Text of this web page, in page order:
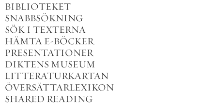
BIBLIOTEKET
SNABBSÖKNING
SÖK I TEXTERNA
HÄMTA E-BÖCKER
PRESENTATIONER
DIKTENS MUSEUM
LITTERATURKARTAN
ÖVERSÄTTARLEXIKON
SHARED READING